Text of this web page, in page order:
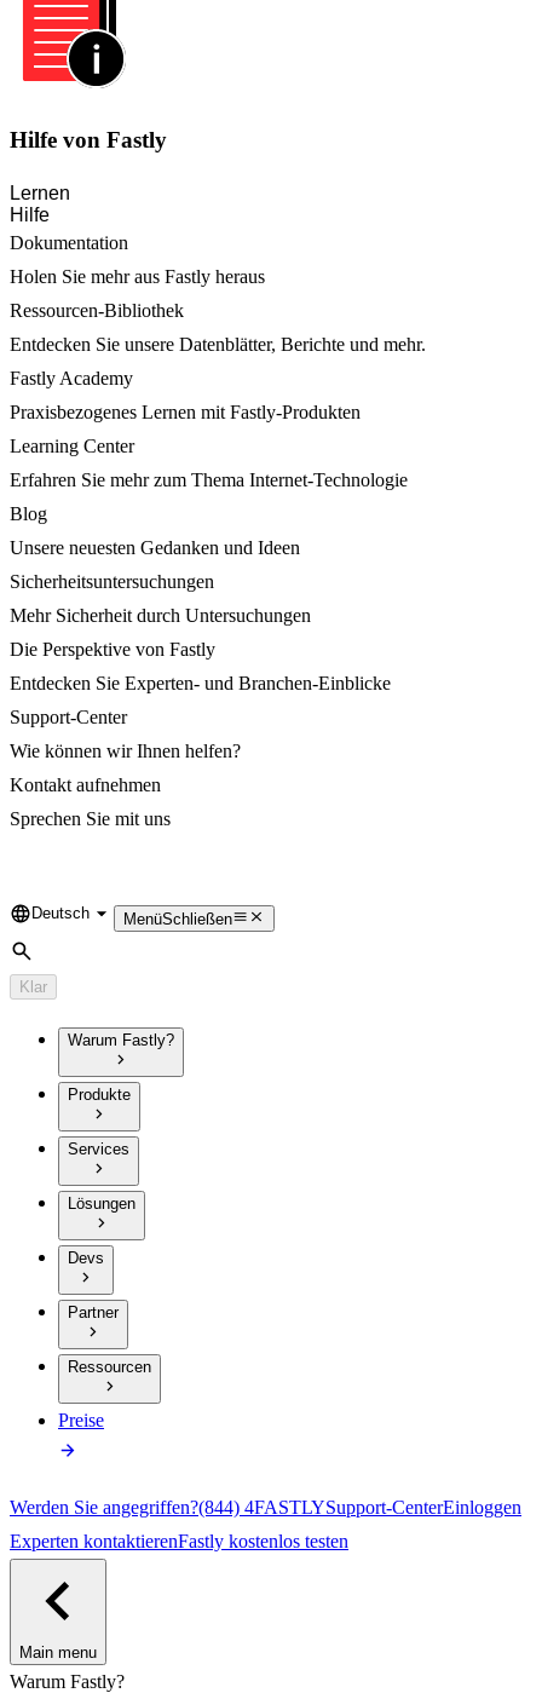
Hilfe von Fastly
Lernen
Hilfe
Dokumentation
Holen Sie mehr aus Fastly heraus
Ressourcen-Bibliothek
Entdecken Sie unsere Datenblätter, Berichte und mehr.
Fastly Academy
Praxisbezogenes Lernen mit Fastly-Produkten
Learning Center
Erfahren Sie mehr zum Thema Internet-Technologie
Blog
Unsere neuesten Gedanken und Ideen
Sicherheitsuntersuchungen
Mehr Sicherheit durch Untersuchungen
Die Perspektive von Fastly
Entdecken Sie Experten- und Branchen-Einblicke
Support-Center
Wie können wir Ihnen helfen?
Kontakt aufnehmen
Sprechen Sie mit uns
Language
Deutsch MenüSchließen
Suche
Klar
Warum Fastly?
Produkte
Services
Lösungen
Devs
Partner
Ressourcen
Preise
Werden Sie angegriffen?(844) 4FASTLYSupport-CenterEinloggen
Experten kontaktierenFastly kostenlos testen
Main menu
Warum Fastly?